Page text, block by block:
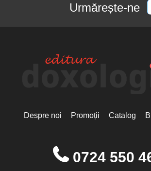
Urmărește-ne
Despre noi Promoții Catalog
0724 550